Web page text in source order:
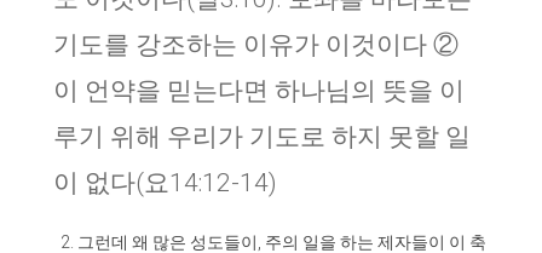
기도를 강조하는 이유가 이것이다 ②
이 언약을 믿는다면 하나님의 뜻을 이
루기 위해 우리가 기도로 하지 못할 일
이 없다(요14:12-14)
그런데 왜 많은 성도들이, 주의 일을 하는 제자들이 이 축